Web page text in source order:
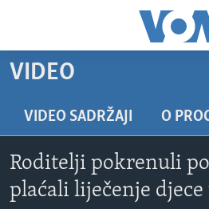
glavni
Pređi
na
glavnu
navigaciju
Idi
VIDEO
VIJESTI
SJEDINJENE AMERIČKE DRŽAVE
NAUKA I TEHNOLOGIJA
VIDEO
VIDEO SADRŽAJI O
Roditelji pokrenuli
plaćali liječenje